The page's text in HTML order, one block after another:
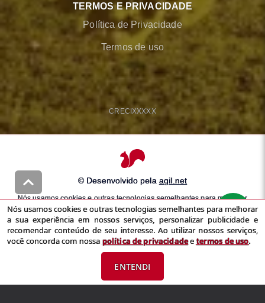
TERMOS E PRIVACIDADE
Política de Privacidade
Termos de uso
CRECIXXXXX
© Desenvolvido pela agil.net
Nós usamos cookies e outras tecnologias semelhantes para melhorar
a sua experiência em nossos serviços, personalizar publicidade e
recomendar conteúdo de seu interesse. Ao utilizar nossos serviços,
você concorda com nossapolítica de privacidadeetermos de uso
Nós usamos cookies e outras tecnologias semelhantes para melhorar
a sua experiência em nossos serviços, personalizar publicidade e
recomendar conteúdo de seu interesse. Ao utilizar nossos serviços,
você concorda com nossa política de privacidadeetermos de uso.
ENTENDI